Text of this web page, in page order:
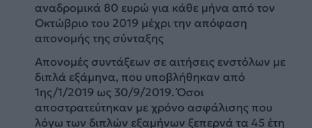
αναδρομικά 80 ευρώ για κάθε μήνα από τον
Οκτώβριο του 2019 μέχρι την απόφαση
απονομής της σύνταξης
Απονομές συντάξεων σε αιτήσεις ενστόλων με
διπλά εξάμηνα, που υποβλήθηκαν από
1ης/1/2019 ως 30/9/2019. Όσοι
αποστρατεύτηκαν με χρόνο ασφάλισης που
λόγω των διπλών εξαμήνων ξεπερνά τα 45 έτη